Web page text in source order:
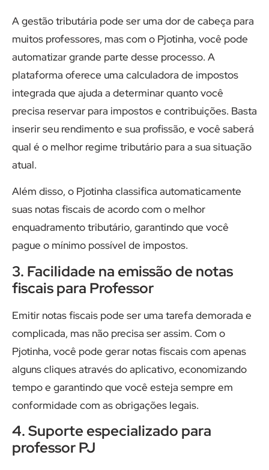
A gestão tributária pode ser uma dor de cabeça para
muitos professores, mas com o Pjotinha, você pode
automatizar grande parte desse processo. A
plataforma oferece uma calculadora de impostos
integrada que ajuda a determinar quanto você
precisa reservar para impostos e contribuições. Basta
inserir seu rendimento e sua profissão, e você saberá
qual é o melhor regime tributário para a sua situação
atual.
Além disso, o Pjotinha classifica automaticamente
suas notas fiscais de acordo com o melhor
enquadramento tributário, garantindo que você
pague o mínimo possível de impostos.
3. Facilidade na emissão de notas
fiscais para Professor
Emitir notas fiscais pode ser uma tarefa demorada e
complicada, mas não precisa ser assim. Com o
Pjotinha, você pode gerar notas fiscais com apenas
alguns cliques através do aplicativo, economizando
tempo e garantindo que você esteja sempre em
conformidade com as obrigações legais.
4. Suporte especializado para
professor PJ